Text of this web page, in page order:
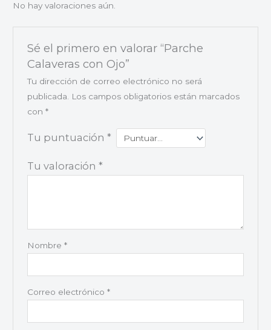
No hay valoraciones aún.
Sé el primero en valorar “Parche
Calaveras con Ojo”
Tu dirección de correo electrónico no será
publicada.
Los campos obligatorios están marcados
con *
Tu puntuación *
Tu valoración *
Nombre *
Correo electrónico *